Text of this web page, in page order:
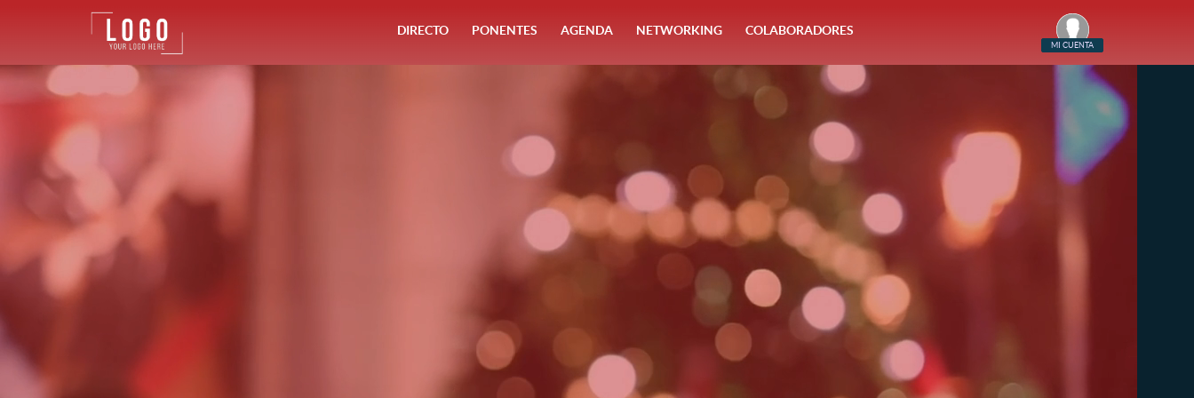
MI CUENTA
DIRECTO PONENTES AGENDA NETWORKING COLABORADORES